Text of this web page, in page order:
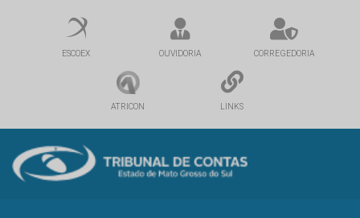
ESCOEX OUVIDORIA CORREGEDORIA
ATRICON LINKS